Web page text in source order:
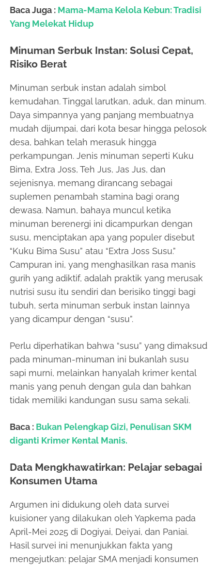
Baca Juga : Mama-Mama Kelola Kebun: Tradisi
Yang Melekat Hidup
Minuman Serbuk Instan: Solusi Cepat,
Risiko Berat
Minuman serbuk instan adalah simbol
kemudahan. Tinggal larutkan, aduk, dan minum.
Daya simpannya yang panjang membuatnya
mudah dijumpai, dari kota besar hingga pelosok
desa, bahkan telah merasuk hingga
perkampungan. Jenis minuman seperti Kuku
Bima, Extra Joss, Teh Jus, Jas Jus, dan
sejenisnya, memang dirancang sebagai
suplemen penambah stamina bagi orang
dewasa. Namun, bahaya muncul ketika
minuman berenergi ini dicampurkan dengan
susu, menciptakan apa yang populer disebut
“Kuku Bima Susu” atau “Extra Joss Susu.”
Campuran ini, yang menghasilkan rasa manis
gurih yang adiktif, adalah praktik yang merusak
nutrisi susu itu sendiri dan berisiko tinggi bagi
tubuh, serta minuman serbuk instan lainnya
yang dicampur dengan “susu”.
Perlu diperhatikan bahwa “susu” yang dimaksud
pada minuman-minuman ini bukanlah susu
sapi murni, melainkan hanyalah krimer kental
manis yang penuh dengan gula dan bahkan
tidak memiliki kandungan susu sama sekali.
Baca : Bukan Pelengkap Gizi, Penulisan SKM
diganti Krimer Kental Manis.
Data Mengkhawatirkan: Pelajar sebagai
Konsumen Utama
Argumen ini didukung oleh data survei
kuisioner yang dilakukan oleh Yapkema pada
April-Mei 2025 di Dogiyai, Deiyai, dan Paniai.
Hasil survei ini menunjukkan fakta yang
mengejutkan: pelajar SMA menjadi konsumen